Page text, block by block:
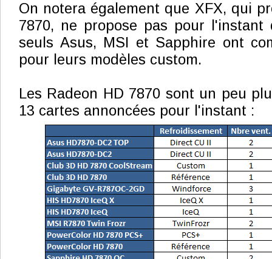
On notera également que XFX, qui
7870, ne propose pas pour l'instant
seuls Asus, MSI et Sapphire ont
pour leurs modèles custom.
Les Radeon HD 7870 sont un peu
13 cartes annoncées pour l'instant :